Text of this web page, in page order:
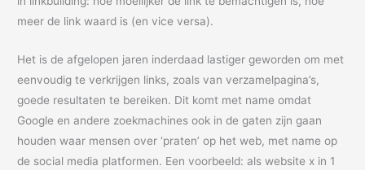
meer de link waard is (en vice versa).
Het is de afgelopen jaren inderdaad lastiger geworden om met
eenvoudig te verkrijgen links, zoals van verzamelpagina’s,
goede resultaten te bereiken. Dit komt met name omdat
Google en andere zoekmachines ook in de gaten zijn gaan
houden waar mensen over ‘praten’ op het web, met name op
de social media platformen. Een voorbeeld: als website x in 1